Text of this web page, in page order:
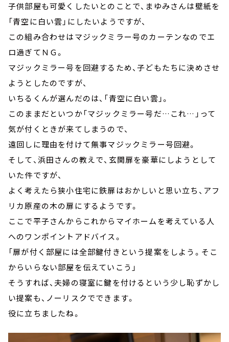
子供部屋も可愛くしたいとのことで、まゆみさんは壁紙を
「青空に白い雲」にしたいようですが、
この組み合わせはマジックミラー号のカーテンなのでエ
ロ過ぎてＮＧ。
マジックミラー号を回避するため、子どもたちに決めさせ
ようとしたのですが、
いちるくんが選んだのは、「青空に白い雲」。
このままだといつか「マジックミラー号だ…これ…」って
気が付くときが来てしまうので、
遠回しに理由を付けて無事マジックミラー号回避。
そして、浜田さんの教えで、玄関扉を豪華にしようとして
いた件ですが、
よく考えたら狭小住宅に鉄扉はおかしいと思い立ち、アフ
リカ原産の木の扉にするようです。
ここで平子さんからこれからマイホームを考えている人
へのワンポイントアドバイス。
「扉が付く部屋には全部鍵付きという提案をしよう。そこ
からいらない部屋を伝えていこう」
そうすれば、夫婦の寝室に鍵を付けるという少し恥ずかし
い提案も、ノーリスクでできます。
役に立ちましたね。